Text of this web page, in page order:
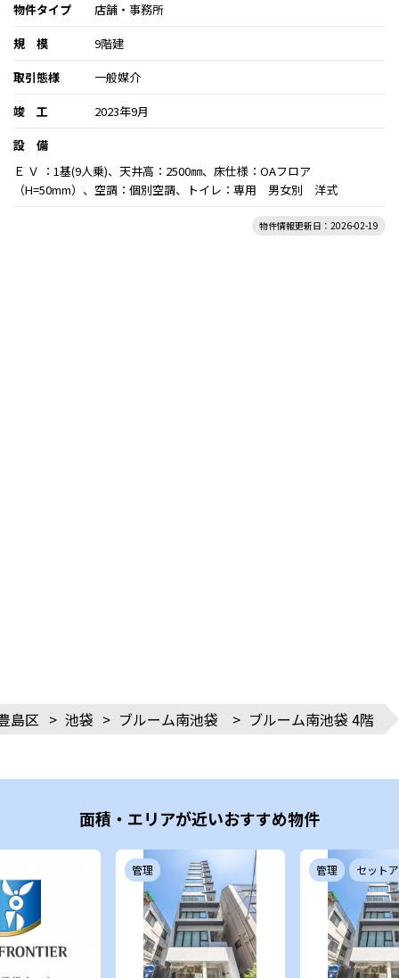
物件タイプ
店舗・事務所
規 模
9階建
取引態様
一般媒介
竣 工
2023年9月
設 備
Ｅ Ｖ ：1基(9人乗)、天井高：2500㎜、床仕様：OAフロア
（H=50mm）、空調：個別空調、トイレ：専用 男女別 洋式
物件情報更新日：2026-02-19
島区 > 池袋 > ブルーム南池袋 > ブルーム南池袋 4階
面積・エリアが近いおすすめ物件
管理 管理 セット